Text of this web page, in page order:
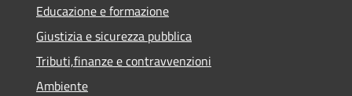
Educazione e formazione
Giustizia e sicurezza pubblica
Tributi,finanze e contravvenzioni
Ambiente